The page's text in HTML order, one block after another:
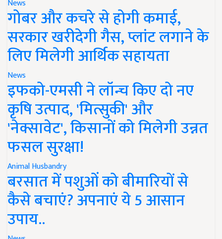
News
गोबर और कचरे से होगी कमाई,
सरकार खरीदेगी गैस, प्लांट लगाने के
लिए मिलेगी आर्थिक सहायता
News
इफको-एमसी ने लॉन्च किए दो नए
कृषि उत्पाद, 'मित्सुकी' और
'नेक्सावेट', किसानों को मिलेगी उन्नत
फसल सुरक्षा!
Animal Husbandry
बरसात में पशुओं को बीमारियों से
कैसे बचाएं? अपनाएं ये 5 आसान
उपाय..